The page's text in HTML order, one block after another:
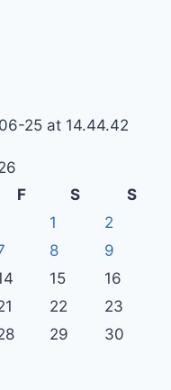
F S
S
1
2
8
9
15
16
22
23
29
30